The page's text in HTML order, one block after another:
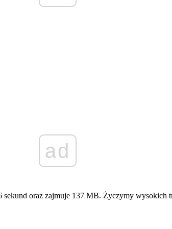
ad
sekund oraz zajmuje 137 MB. Życzymy wysokich